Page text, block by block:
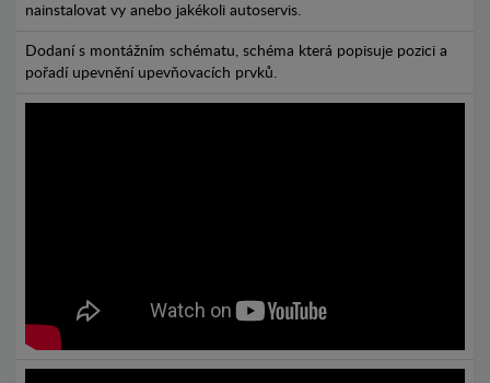
nainstalovat vy anebo jakékoli autoservis.
Dodaní s montážním schématu, schéma která popisuje pozici a
pořadí upevnění upevňovacích prvků.